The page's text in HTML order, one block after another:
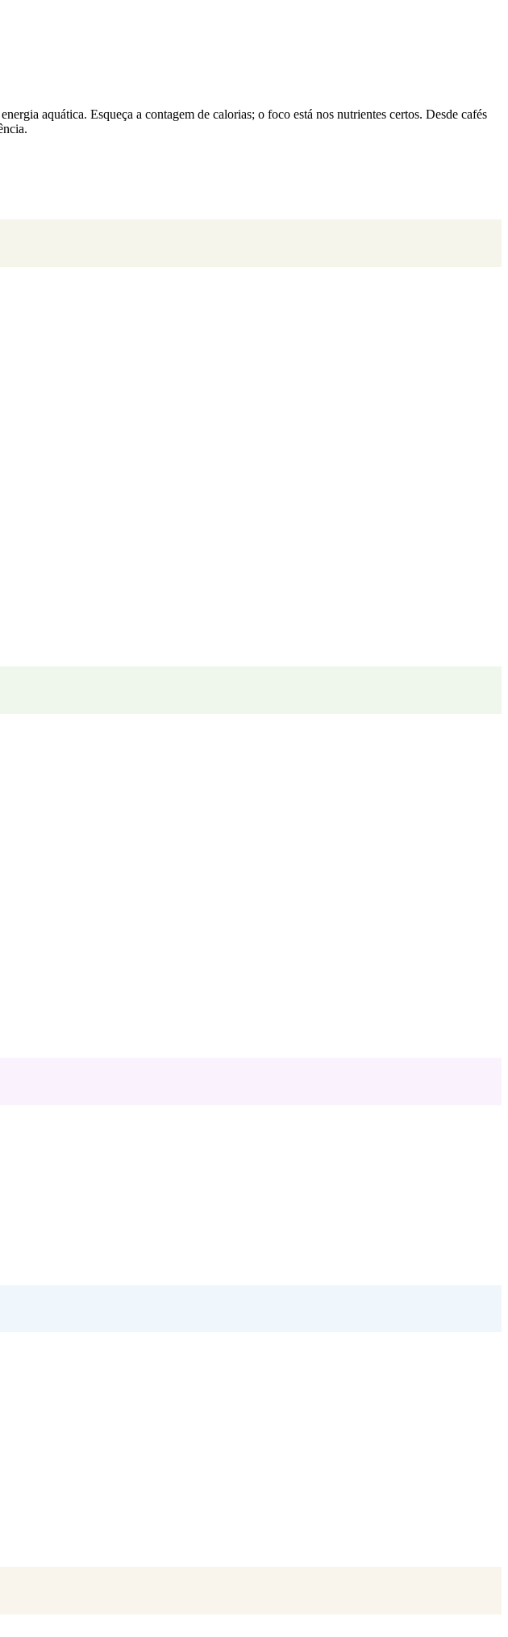
aquática. Esqueça a contagem de calorias; o foco está nos nutrientes certos. Desde cafés